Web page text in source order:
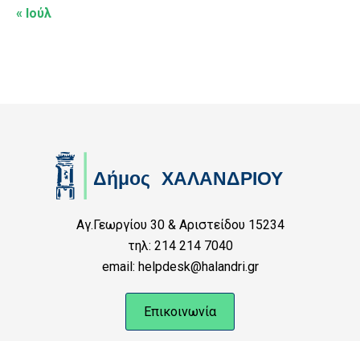
« Ιούλ
Αγ.Γεωργίου 30 & Αριστείδου 15234
τηλ: 214 214 7040
email: helpdesk@halandri.gr
Επικοινωνία